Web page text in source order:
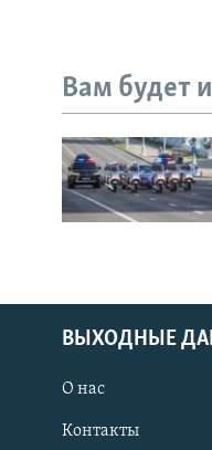
Вам будет
ВЫХОДНЫЕ
О нас
Контакты